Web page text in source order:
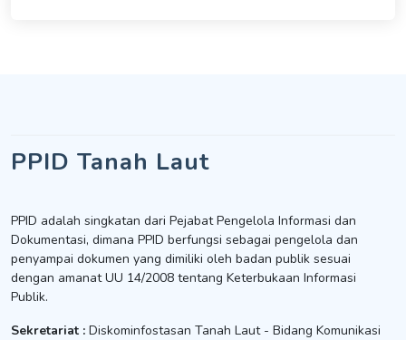
PPID Tanah Laut
PPID adalah singkatan dari Pejabat Pengelola Informasi dan
Dokumentasi, dimana PPID berfungsi sebagai pengelola dan
penyampai dokumen yang dimiliki oleh badan publik sesuai
dengan amanat UU 14/2008 tentang Keterbukaan Informasi
Publik.
Sekretariat : Diskominfostasan Tanah Laut - Bidang Komunikasi